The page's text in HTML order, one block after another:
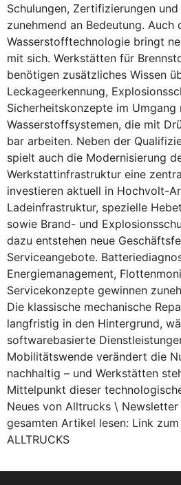
Schulungen, Zertifizierungen
zunehmend an Bedeutung. Auch
Wasserstofftechnologie bringt
mit sich. Werkstätten für
benötigen zusätzliches Wissen
Leckageerkennung,
Sicherheitskonzepte im Umgang
Wasserstoffsystemen, die mit
bar arbeiten. Neben der
spielt auch die Modernisierung
Werkstattinfrastruktur eine
investieren aktuell in Hochvolt-
Ladeinfrastruktur, spezielle
sowie Brand- und
dazu entstehen neue
Serviceangebote.
Energiemanagement,
Servicekonzepte gewinnen
Die klassische mechanische
langfristig in den Hintergrund,
softwarebasierte
Mobilitätswende verändert die
nachhaltig – und Werkstätten
Mittelpunkt dieser
Neues von Alltrucks \
gesamten Artikel lesen: Link
ALLTRUCKS